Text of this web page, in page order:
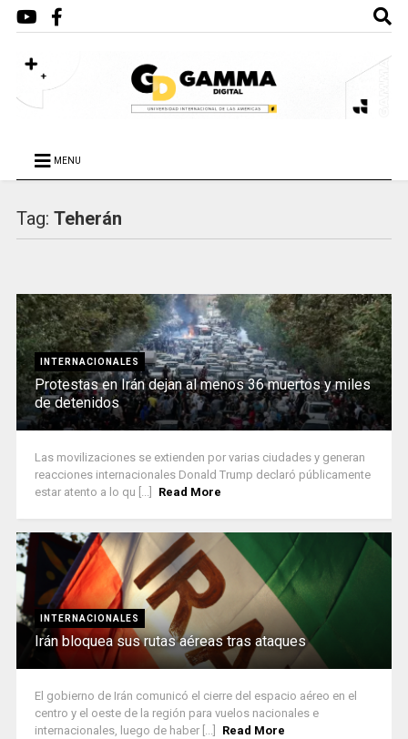
MENU
Tag: Teherán
INTERNACIONALES
Protestas en Irán dejan al menos 36 muertos y miles
de detenidos
Las movilizaciones se extienden por varias ciudades y generan
reacciones internacionales Donald Trump declaró públicamente
estar atento a lo qu [...]
Read More
INTERNACIONALES
Irán bloquea sus rutas aéreas tras ataques
El gobierno de Irán comunicó el cierre del espacio aéreo en el
centro y el oeste de la región para vuelos nacionales e
internacionales, luego de haber [...]
Read More